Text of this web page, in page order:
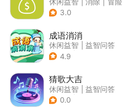
休闲益智 消除
冒险
| 卡通
3.0
成语消消
休闲益智
益智问答
| 成语
4.9
猜歌大吉
休闲益智
益智问答
| 音乐
0.0